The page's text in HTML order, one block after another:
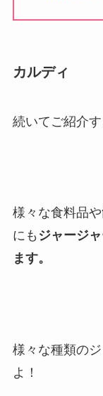
カルディ
続いてご紹介す
様々な食料品
にも ジャージ
ます。
様々な種類の
よ！